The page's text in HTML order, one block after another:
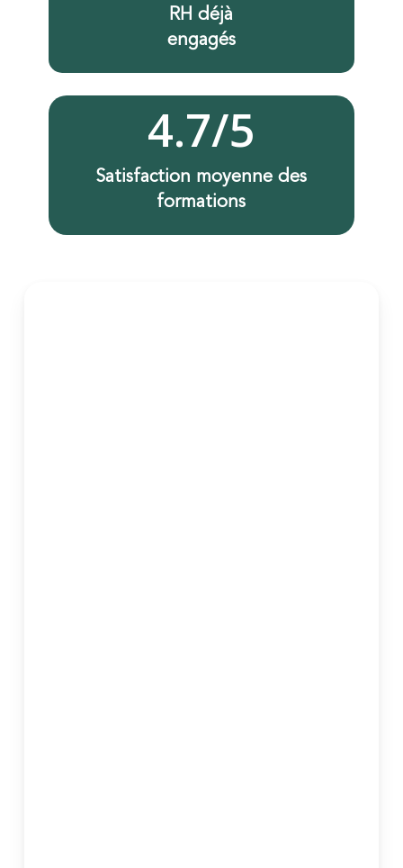
RH déjà
engagés
4.7/5
Satisfaction moyenne des
formations